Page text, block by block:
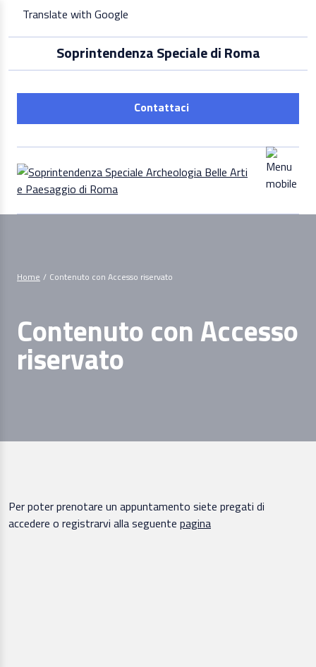
content
Translate with Google
Soprintendenza Speciale di Roma
Contattaci
Home / Contenuto con Accesso riservato
Contenuto con Accesso
riservato
Per poter prenotare un appuntamento siete pregati di
accedere o registrarvi alla seguente pagina